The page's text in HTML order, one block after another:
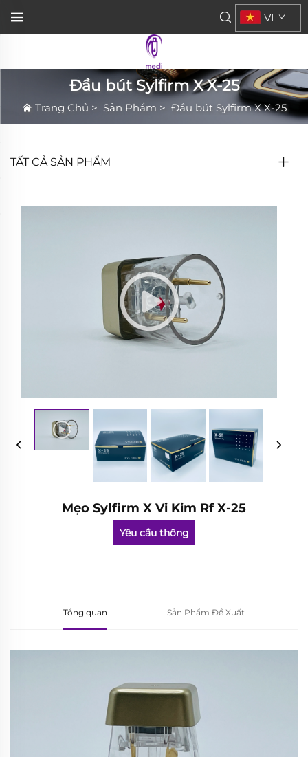
VI
Đầu bút Sylfirm X X-25
Trang Chủ > Sản Phẩm > Đầu bút Sylfirm X X-25
TẤT CẢ SẢN PHẨM
Mẹo Sylfirm X Vi Kim Rf X-25
Yêu cầu thông
Tổng quan Sản Phẩm Đề Xuất